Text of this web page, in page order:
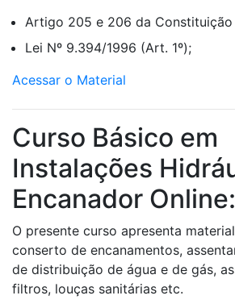
Artigo 205 e 206 da Constituição
Lei Nº 9.394/1996 (Art. 1º);
Acessar o Material
Curso Básico em
Instalações
Encanador Online:
O presente curso apresenta
conserto de encanamentos,
de distribuição de água e de gás,
filtros, louças sanitárias etc.